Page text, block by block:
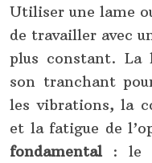
Utiliser une lame
de travailler avec
plus constant.
son tranchant
les vibrations, la
et la fatigue de
fondamental : le